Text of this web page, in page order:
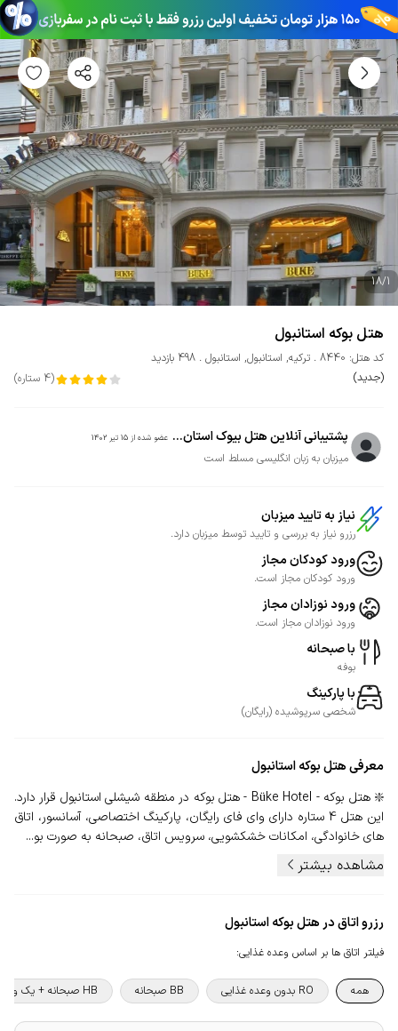
18/1
هتل بوکه استانبول
کد هتل: 8440 ترکیه, استانبول, استانبول
498 بازدید
(جدید)
(
4 ستاره)
پشتیبانی آنلاین هتل بیوک استان... عضو شده از 15 تیر 1402
میزبان به زبان انگلیسی مسلط است
نیاز به تایید میزبان
رزرو نیاز به بررسی و تایید توسط میزبان دارد.
ورود کودکان مجاز
ورود کودکان مجاز است.
ورود نوزادان مجاز
ورود نوزادان مجاز است.
با صبحانه
بوفه
با پارکینگ
شخصی سرپوشیده (رایگان)
معرفیهتل بوکه استانبول
❇️ هتل بوکه - Büke Hotel - هتل بوکه در منطقه شیشلی استانبول قرار دارد.
این هتل 4 ستاره دارای وای فای رایگان، پارکینگ اختصاصی، آسانسور، اتاق
های خانوادگی، امکانات خشکشویی، سرویس اتاق، صبحانه به صورت بو...
مشاهده بیشتر
رزرو اتاق در هتل بوکه استانبول
فیلتر اتاق ها بر اساس وعده غذایی:
همه RO بدون وعده غذایی BB صبحانه HB صبحانه + یک وعده غذا